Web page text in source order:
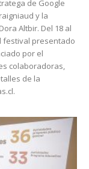
de Google
y la
Altbir. Del 18 al
festival presentado
por el
colaboradoras,
de la